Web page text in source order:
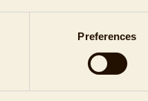
Preferences
DZISIEJSZE KARMIENIA